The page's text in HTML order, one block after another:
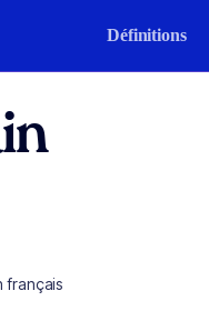
Définitions
français